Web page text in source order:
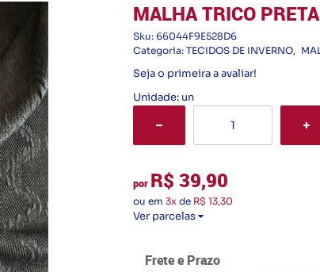
MALHA TRICO PRETA
Sku: 66044F9E528D6
Categoria: TECIDOS DE INVERNO
Seja o primeira a avaliar!
Unidade: un
por R$ 39,90
ou em 3xde R$ 13,30
Ver parcelas
Frete e Prazo